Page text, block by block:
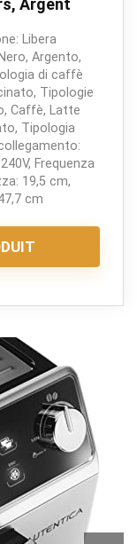
Libera
Argento,
di caffè
Tipologie
Caffè, Latte
Tipologia
Frequenza
19,5 cm,
cm